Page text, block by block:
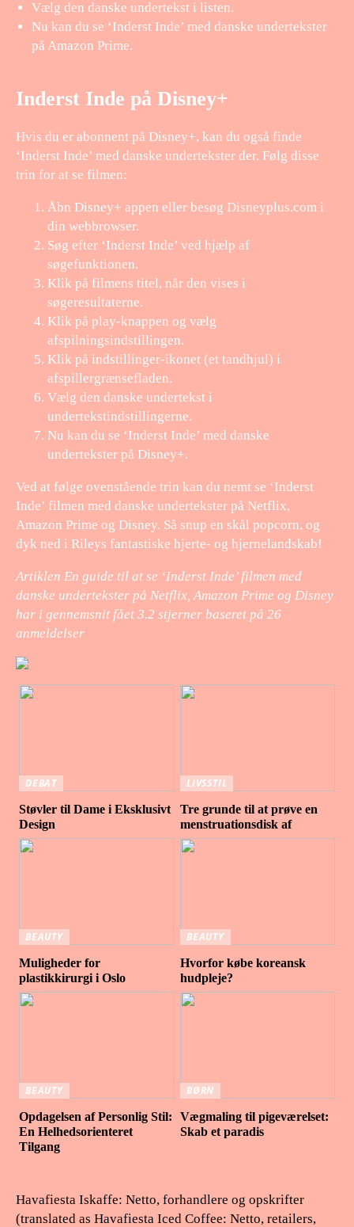
Vælg den danske undertekst i listen.
Nu kan du se ‘Inderst Inde’ med danske undertekster
på Amazon Prime.
Inderst Inde på Disney+
Hvis du er abonnent på Disney+, kan du også finde
‘Inderst Inde’ med danske undertekster der. Følg disse
trin for at se filmen:
Åbn Disney+ appen eller besøg Disneyplus.com i
din webbrowser.
Søg efter ‘Inderst Inde’ ved hjælp af
søgefunktionen.
Klik på filmens titel, når den vises i
søgeresultaterne.
Klik på play-knappen og vælg
afspilningsindstillingen.
Klik på indstillinger-ikonet (et tandhjul) i
afspillergrænsefladen.
Vælg den danske undertekst i
undertekstindstillingerne.
Nu kan du se ‘Inderst Inde’ med danske
undertekster på Disney+.
Ved at følge ovenstående trin kan du nemt se ‘Inderst
Inde’ filmen med danske undertekster på Netflix,
Amazon Prime og Disney. Så snup en skål popcorn, og
dyk ned i Rileys fantastiske hjerte- og hjernelandskab!
Artiklen En guide til at se ‘Inderst Inde’ filmen med
danske undertekster på Netflix, Amazon Prime og Disney
har i gennemsnit fået 3.2 stjerner baseret på 26
anmeldelser
DEBAT
Støvler til Dame i Eksklusivt
Design
LIVSSTIL
Tre grunde til at prøve en
menstruationsdisk af
BEAUTY
Muligheder for
plastikkirurgi i Oslo
BEAUTY
Hvorfor købe koreansk
hudpleje?
BEAUTY
Opdagelsen af Personlig Stil:
En Helhedsorienteret
Tilgang
BØRN
Vægmaling til pigeværelset:
Skab et paradis
Havafiesta Iskaffe: Netto, forhandlere og opskrifter
(translated as Havafiesta Iced Coffee: Netto, retailers,